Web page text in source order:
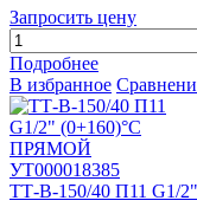
Запросить цену
Подробнее
В избранное
ТТ-В-150/40 П11 G1/